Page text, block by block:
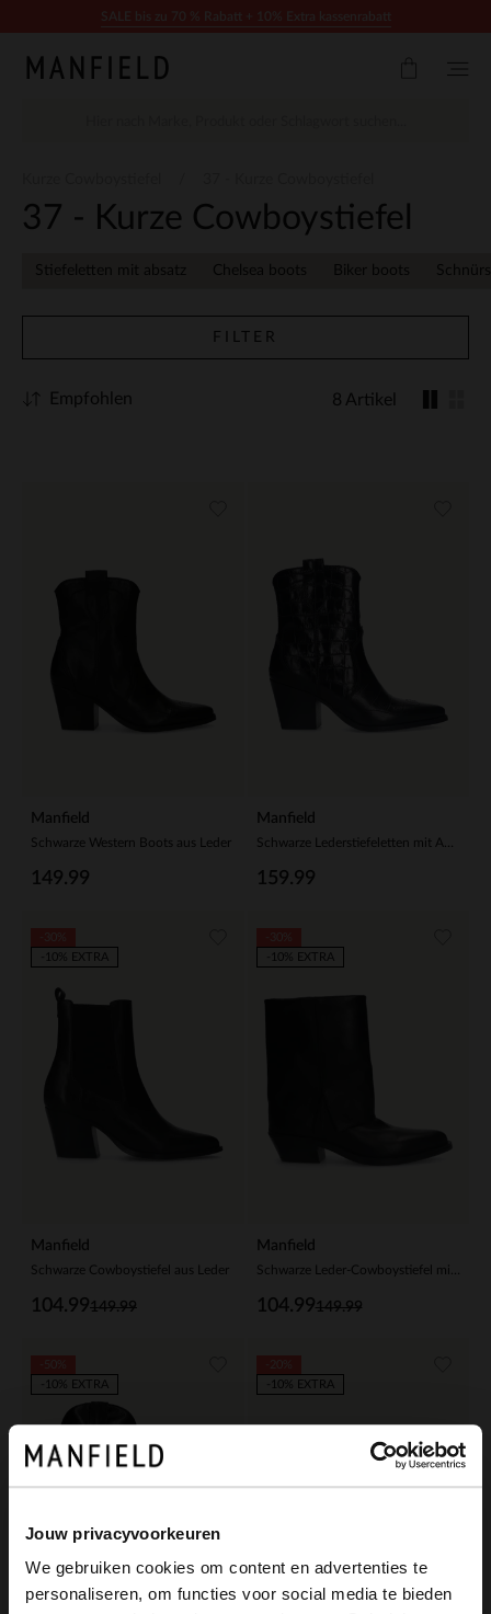
Jouw privacyvoorkeuren
We gebruiken cookies om content en advertenties te
personaliseren, om functies voor social media te bieden
37 - Kurze Cowboystiefel
Stiefeletten mit absatz Chelsea boots Biker boots
FILTER
8 Artikel
Empfohlen
Manfield
Schwarze Western Boots aus Leder
149.99
Manfield
159.99
Manfield
Schwarze Cowboystiefel aus Leder
149.99
104.99
-10% EXTRA
Manfield
149.99
104.99
-10% EXTRA
-10% EXTRA
-10% EXTRA